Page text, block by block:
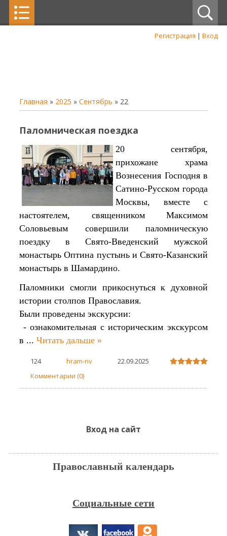
Регистрация | Вход
Главная » 2025 » Сентябрь » 22
Паломническая поездка
20 сентября,
прихожане храма
Вознесения Господня в
Сатино-Русском города
Москвы, вместе с
настоятелем, священником Максимом
Соловьевым совершили паломническую
поездку в Свято-Введенский мужской
монастырь Оптина пустынь и Свято-Казанский
монастырь в Шамардино.
Паломники смогли прикоснуться к духовной
истории столпов Православия.
Были проведены экскурсии:
- ознакомительная с историческим экскурсом
в ... Читать дальше »
124 hram-nv
22.09.2025
Комментарии (0)
Вход на сайт
Православный календарь
Социальные сети